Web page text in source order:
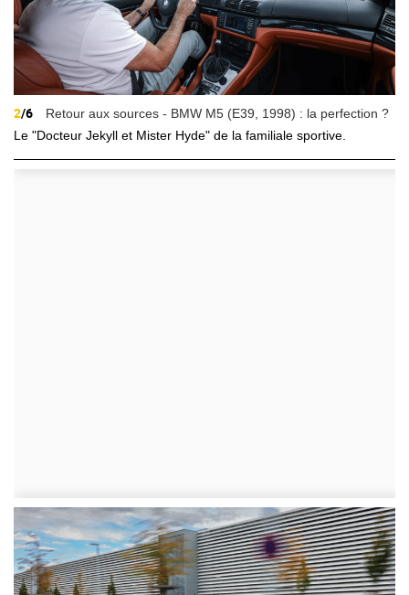
2/6
Retour aux sources - BMW M5 (E39, 1998) : la perfection ?
Le "Docteur Jekyll et Mister Hyde" de la familiale sportive.